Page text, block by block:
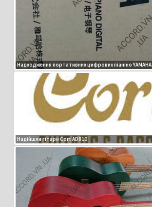
Надходження портативних цифрових піаніно YAMAHA
Надійшли гітари Cort AD810